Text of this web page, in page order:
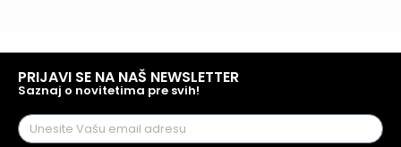
PRIJAVI SE NA NAŠ NEWSLETTER
Saznaj o novitetima pre svih!